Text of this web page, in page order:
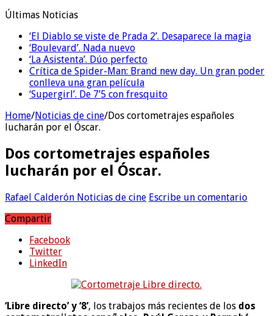
Últimas Noticias
‘El Diablo se viste de Prada 2’. Desaparece la magia
‘Boulevard’. Nada nuevo
‘La Asistenta’. Dúo perfecto
Crítica de Spider-Man: Brand new day. Un gran poder
conlleva una gran película
‘Supergirl’. De 7’5 con fresquito
Home/Noticias de cine/Dos cortometrajes españoles
lucharán por el Óscar.
Dos cortometrajes españoles
lucharán por el Óscar.
Rafael Calderón Noticias de cine Escribe un comentario
Compartir
Facebook
Twitter
LinkedIn
‘Libre directo’ y ‘8’, los trabajos más recientes de los dos